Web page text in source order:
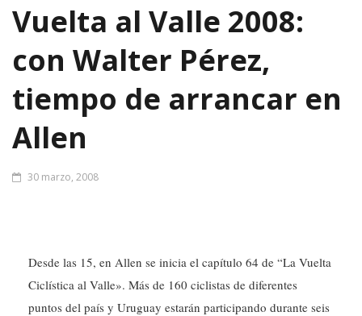
Vuelta al Valle 2008:
con Walter Pérez,
tiempo de arrancar en
Allen
30 marzo, 2008
Desde las 15, en Allen se inicia el capítulo 64 de “La Vuelta
Ciclística al Valle». Más de 160 ciclistas de diferentes
puntos del país y Uruguay estarán participando durante seis